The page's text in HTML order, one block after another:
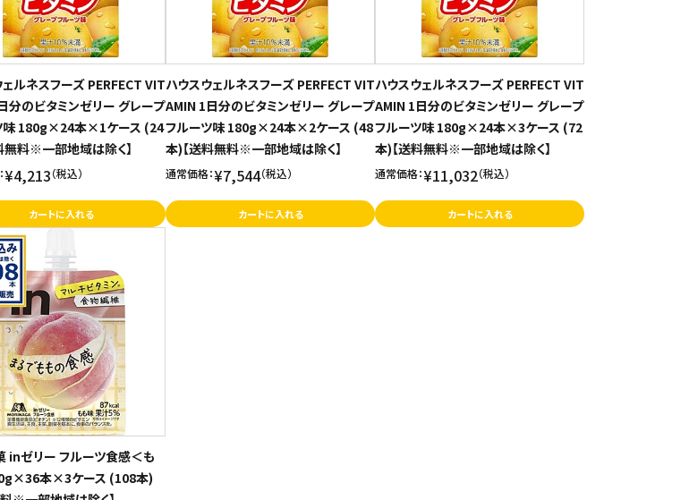
ルネスフーズ PERFECT VIT
分のビタミンゼリー グレープ
味 180g×24本×1ケース (24
無料※一部地域は除く】
¥4,213（税込）
カートに入れる
ハウスウェルネスフーズ PERFECT VIT
AMIN 1日分のビタミンゼリー グレープ
フルーツ味 180g×24本×2ケース (48
本)【送料無料※一部地域は除く】
通常価格：¥7,544（税込）
カートに入れる
ハウスウェルネスフーズ PERFECT VIT
AMIN 1日分のビタミンゼリー グレープ
フルーツ味 180g×24本×3ケース (72
本)【送料無料※一部地域は除く】
通常価格：¥11,032（税込）
カートに入れる
inゼリー フルーツ食感＜も
本×3ケース (108本)